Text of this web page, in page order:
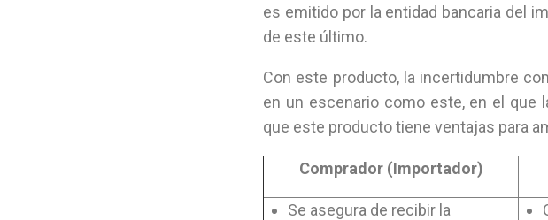
es emitido por la entidad bancaria del
de este último.
Con este producto, la incertidumbre
en un escenario como este, en el que
que este producto tiene ventajas para
Comprador (Importador)
Se asegura de recibir la